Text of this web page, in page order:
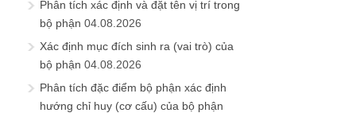
Phân tích xác định và đặt tên vị trí trong
bộ phận 04.08.2026
Xác định mục đích sinh ra (vai trò) của
bộ phận 04.08.2026
Phân tích đặc điểm bộ phận xác định
hướng chỉ huy (cơ cấu) của bộ phận